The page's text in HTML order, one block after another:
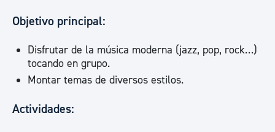
Objetivo principal:
Disfrutar de la música moderna (jazz, pop, rock…)
tocando en grupo.
Montar temas de diversos estilos.
Actividades: